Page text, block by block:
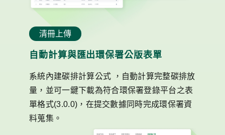
清冊上傳
自動計算與匯出環保署公版表單
系統內建碳排計算公式 ，自動計算完整碳排放
量，並可一鍵下載為符合環保署登錄平台之表
單格式(3.0.0)，在提交數據同時完成環保署資
料蒐集。